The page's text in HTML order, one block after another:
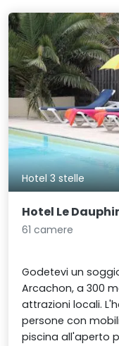
Hotel 3 stelle
Hotel Le
61 camere
Godetevi un
Arcachon, a 300
attrazioni locali.
persone con
piscina all'aperto